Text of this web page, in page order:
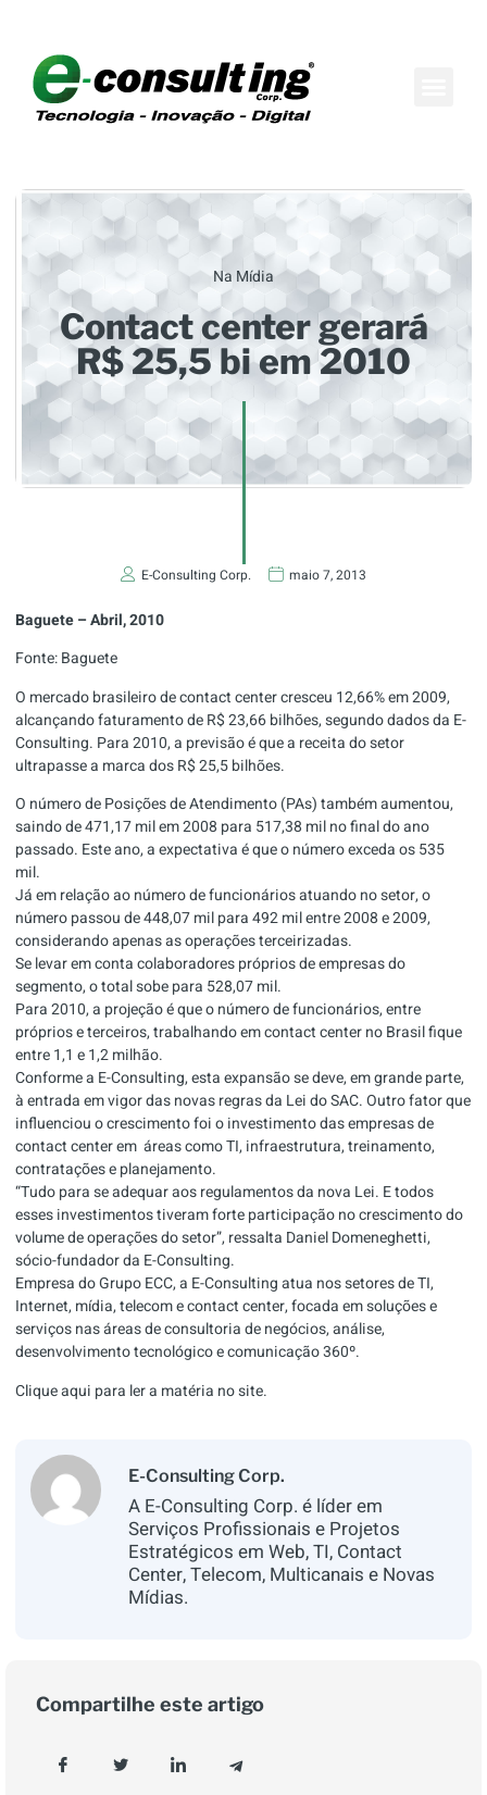
Na Mídia
Contact center gerará
R$ 25,5 bi em 2010
E-Consulting Corp. maio 7, 2013
Baguete – Abril, 2010
Fonte: Baguete
O mercado brasileiro de contact center cresceu 12,66% em 2009,
alcançando faturamento de R$ 23,66 bilhões, segundo dados da E-
Consulting. Para 2010, a previsão é que a receita do setor
ultrapasse a marca dos R$ 25,5 bilhões.
O número de Posições de Atendimento (PAs) também aumentou,
saindo de 471,17 mil em 2008 para 517,38 mil no final do ano
passado. Este ano, a expectativa é que o número exceda os 535
mil.
Já em relação ao número de funcionários atuando no setor, o
número passou de 448,07 mil para 492 mil entre 2008 e 2009,
considerando apenas as operações terceirizadas.
Se levar em conta colaboradores próprios de empresas do
segmento, o total sobe para 528,07 mil.
Para 2010, a projeção é que o número de funcionários, entre
próprios e terceiros, trabalhando em contact center no Brasil fique
entre 1,1 e 1,2 milhão.
Conforme a E-Consulting, esta expansão se deve, em grande parte,
à entrada em vigor das novas regras da Lei do SAC. Outro fator que
influenciou o crescimento foi o investimento das empresas de
contact center em áreas como TI, infraestrutura, treinamento,
contratações e planejamento.
“Tudo para se adequar aos regulamentos da nova Lei. E todos
esses investimentos tiveram forte participação no crescimento do
volume de operações do setor”, ressalta Daniel Domeneghetti,
sócio-fundador da E-Consulting.
Empresa do Grupo ECC, a E-Consulting atua nos setores de TI,
Internet, mídia, telecom e contact center, focada em soluções e
serviços nas áreas de consultoria de negócios, análise,
desenvolvimento tecnológico e comunicação 360º.
Clique aqui para ler a matéria no site.
E-Consulting Corp.
A E-Consulting Corp. é líder em
Serviços Profissionais e Projetos
Estratégicos em Web, TI, Contact
Center, Telecom, Multicanais e Novas
Mídias.
Compartilhe este artigo